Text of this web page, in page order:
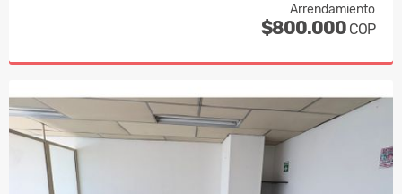
Arrendamiento
$800.000 COP